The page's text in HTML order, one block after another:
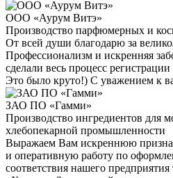
ООО «Аурум Витэ»
Производство парфюмерных и
От всей души благодарю за
Профессионализм и искренняя
сделали весь процесс
Это было круто!) С уважением к
ЗАО ПО «Гамми»
Производство ингредиентов для
хлебопекарной промышленности
Выражаем Вам искреннюю
и оперативную работу по
соответствия нашего